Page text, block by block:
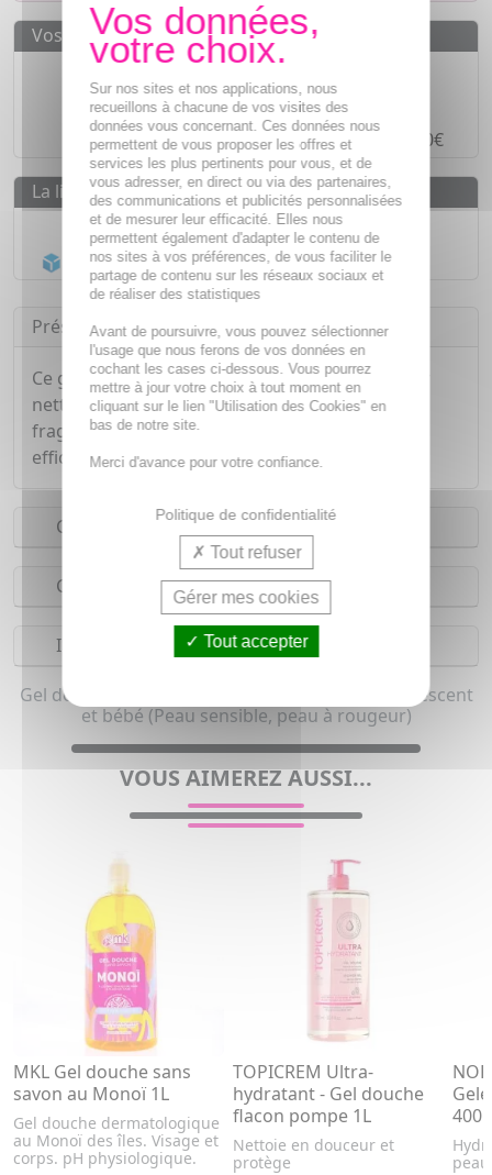
Vos avantages
Des prixIMBATTABLES
Paiement en ligneSÉCURISÉ
Paiement en4 fois sans fraisà partir de 30€
La livraison
Livraison gratuite dès55€
Acheminement Chronoposten 24h*
Présentation
Ce gel moussant à été spécialement conçu pour
nettoyer délicatement les zones irritées ou
fragilisée. Sa formule moussant douce nettoie
efficacement la peau sans la dessécher.
Conseils d'utilisation
Composition
Indications
Gel douche pour homme, femme, enfant & adolescent
et bébé (Peau sensible, peau à rougeur)
VOUS AIMEREZ AUSSI...
MKL Gel douche sans
savon au Monoï 1L
Gel douche dermatologique
au Monoï des îles. Visage et
corps. pH physiologique.
TOPICREM Ultra-
hydratant - Gel douche
flacon pompe 1L
Nettoie en douceur et
protège
Sur nos sites et nos applications, nous
recueillons à chacune de vos visites des
données vous concernant. Ces données nous
permettent de vous proposer les offres et
services les plus pertinents pour vous, et de
vous adresser, en direct ou via des partenaires,
des communications et publicités personnalisées
et de mesurer leur efficacité. Elles nous
permettent également d'adapter le contenu de
nos sites à vos préférences, de vous faciliter le
partage de contenu sur les réseaux sociaux et
de réaliser des statistiques
Avant de poursuivre, vous pouvez sélectionner
l'usage que nous ferons de vos données en
cochant les cases ci-dessous. Vous pourrez
mettre à jour votre choix à tout moment en
cliquant sur le lien "Utilisation des Cookies" en
bas de notre site.
Merci d'avance pour votre confiance.
Politique de confidentialité
Tout refuser
Gérer mes cookies
Tout accepter